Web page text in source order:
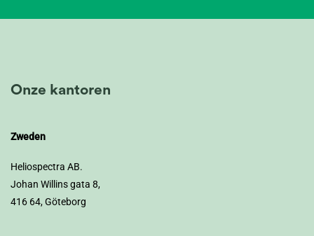
Onze kantoren
Zweden
Heliospectra AB.
Johan Willins gata 8,
416 64, Göteborg